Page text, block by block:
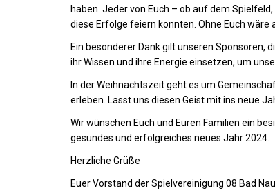
haben. Jeder von Euch – ob auf dem
diese Erfolge feiern konnten. Ohne Euch wäre
Ein besonderer Dank gilt unseren Sponsoren,
ihr Wissen und ihre Energie einsetzen, um
In der Weihnachtszeit geht es um
erleben. Lasst uns diesen Geist mit ins neue
Wir wünschen Euch und Euren Familien ein
gesundes und erfolgreiches neues Jahr 2024.
Herzliche Grüße
Euer Vorstand der Spielvereinigung 08 Bad